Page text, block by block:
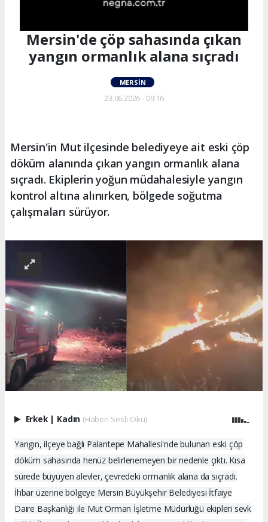
Mersin'de çöp sahasında çıkan
yangın ormanlık alana sıçradı
MERSIN
23.06.2026 - 09:16
Mersin'in Mut ilçesinde belediyeye ait eski çöp
döküm alanında çıkan yangın ormanlık alana
sıçradı. Ekiplerin yoğun müdahalesiyle yangın
kontrol altına alınırken, bölgede soğutma
çalışmaları sürüyor.
Erkek Kadın (Haberi Sesli Oku)
Yangın, ilçeye bağlı Palantepe Mahallesi'nde bulunan eski çöp
döküm sahasında henüz belirlenemeyen bir nedenle çıktı. Kısa
sürede büyüyen alevler, çevredeki ormanlık alana da sıçradı.
İhbar üzerine bölgeye Mersin Büyükşehir Belediyesi İtfaiye
Daire Başkanlığı ile Mut Orman İşletme Müdürlüğü ekipleri sevk